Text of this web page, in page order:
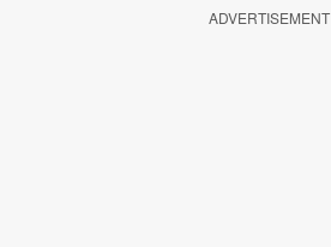
ADVERTISEMENT